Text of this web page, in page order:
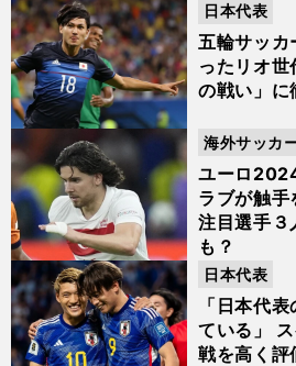
五輪サッカ
ったリオ
の戦い」に
日本代表
ユーロ
ラブが触手
注目選手３
も？
海外サッカ
「日本代
ている」
戦を高く評
日本代表